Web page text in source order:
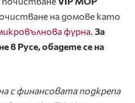
на домове като
фурна За
в Русе, обадете се на
с финансовата подкрепа